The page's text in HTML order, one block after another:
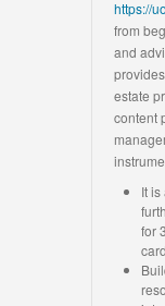
https://
from
and
estate
content
It
for